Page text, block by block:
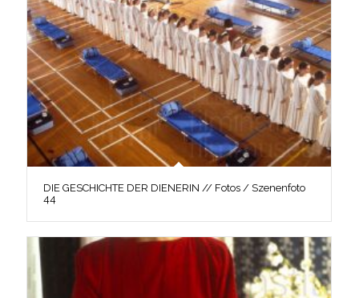
DIE GESCHICHTE DER DIENERIN // Fotos / Szenenfoto
44